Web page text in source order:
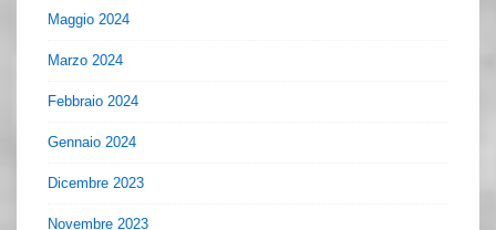
Maggio 2024
Marzo 2024
Febbraio 2024
Gennaio 2024
Dicembre 2023
Novembre 2023